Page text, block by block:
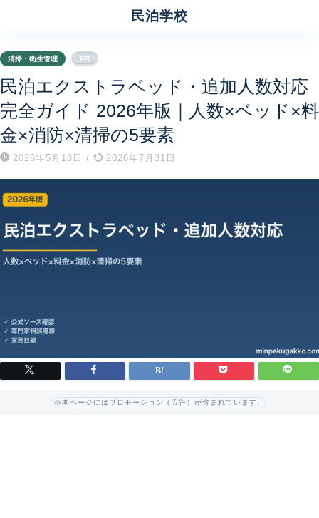
民泊学校
清掃・衛生管理 PR
民泊エクストラベッド・追加人数対応
完全ガイド 2026年版｜人数×ベッド×料
金×消防×清掃の5要素
2026年5月18日 / 2026年7月31日
※本ページにはプロモーション（広告）が含まれています。